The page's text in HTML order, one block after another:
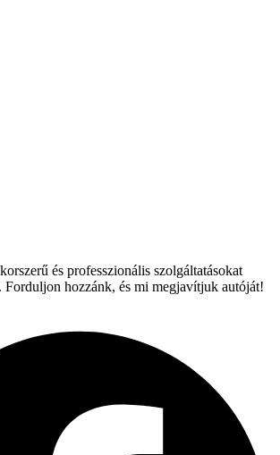
és professzionális szolgáltatásokat
Forduljon hozzánk, és mi megjavítjuk autóját!